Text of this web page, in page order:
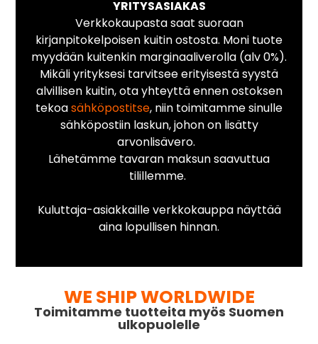
YRITYSASIAKAS
Verkkokaupasta saat suoraan
kirjanpitokelpoisen kuitin ostosta. Moni tuote
myydään kuitenkin marginaaliverolla (alv 0%).
Mikäli yrityksesi tarvitsee erityisestä syystä
alvillisen kuitin, ota yhteyttä ennen ostoksen
tekoasähköpostitse, niin toimitamme sinulle
sähköpostiin laskun, johon on lisätty
arvonlisävero.
Lähetämme tavaran maksun saavuttua
tilillemme.
Kuluttaja-asiakkaille verkkokauppa näyttää
aina lopullisen hinnan.
WE SHIP WORLDWIDE
Toimitamme tuotteita myös Suomen
ulkopuolelle